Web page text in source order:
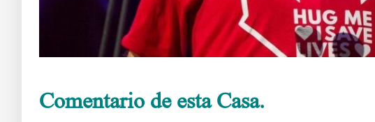
Comentario de esta Casa.